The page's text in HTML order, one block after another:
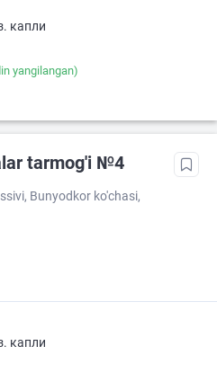
капли
yangilangan)
tarmog'i №4
Bunyodkor ko'chasi,
капли